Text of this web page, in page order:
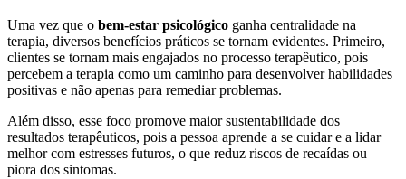
Uma vez que o bem-estar psicológico ganha centralidade na
terapia, diversos benefícios práticos se tornam evidentes. Primeiro,
clientes se tornam mais engajados no processo terapêutico, pois
percebem a terapia como um caminho para desenvolver habilidades
positivas e não apenas para remediar problemas.
Além disso, esse foco promove maior sustentabilidade dos
resultados terapêuticos, pois a pessoa aprende a se cuidar e a lidar
melhor com estresses futuros, o que reduz riscos de recaídas ou
piora dos sintomas.